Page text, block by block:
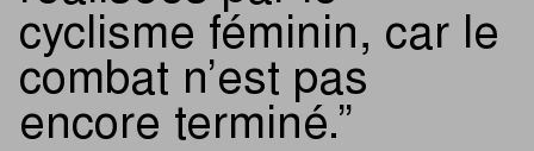
cyclisme féminin, car le
combat n’est pas
encore terminé.